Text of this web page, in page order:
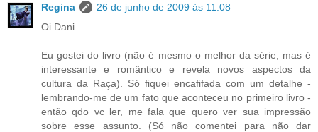
Regina
26 de junho de 2009 às 11:08
Oi Dani
Eu gostei do livro (não é mesmo o melhor da série, mas é
interessante e romântico e revela novos aspectos da
cultura da Raça). Só fiquei encafifada com um detalhe -
lembrando-me de um fato que aconteceu no primeiro livro -
então qdo vc ler, me fala que quero ver sua impressão
sobre esse assunto. (Só não comentei para não dar